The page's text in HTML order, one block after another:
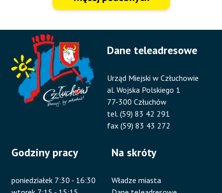
Dane teleadresowe
Urząd Miejski w Człuchowie
al. Wojska Polskiego 1
77-300 Człuchów
tel. (59) 83 42 291
fax (59) 83 43 272
Godziny pracy
poniedziałek 7:30 - 16:30
Na skróty
Władze miasta